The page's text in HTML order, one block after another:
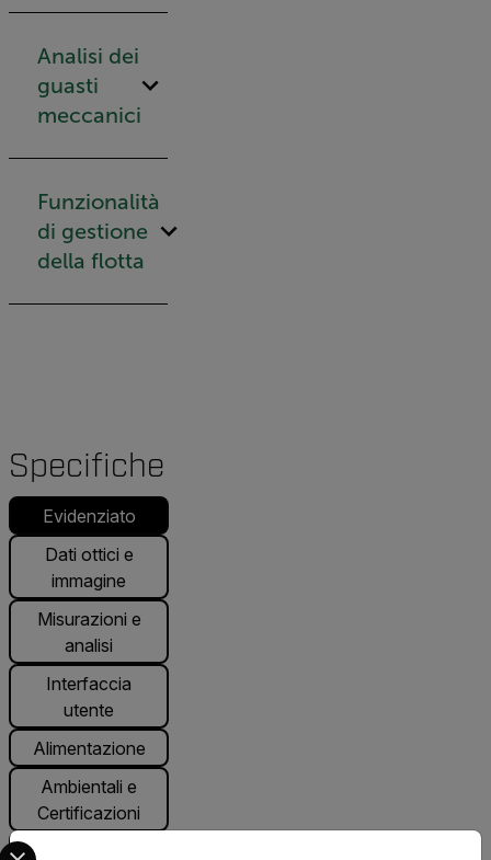
Analisi dei
guasti
meccanici
Funzionalità
di gestione
della flotta
Specifiche
Evidenziato
Dati ottici e
immagine
Misurazioni e
analisi
Interfaccia
utente
Alimentazione
Ambientali e
Certificazioni
Select your preferred country and language from the